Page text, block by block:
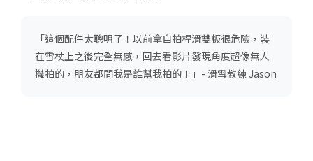
「這個配件太聰明了！以前拿自拍桿滑雙板很危險，裝
在雪杖上之後完全無感，回去看影片發現角度超像無人
機拍的，朋友都問我是誰幫我拍的！ 」- 滑雪教練 Jason